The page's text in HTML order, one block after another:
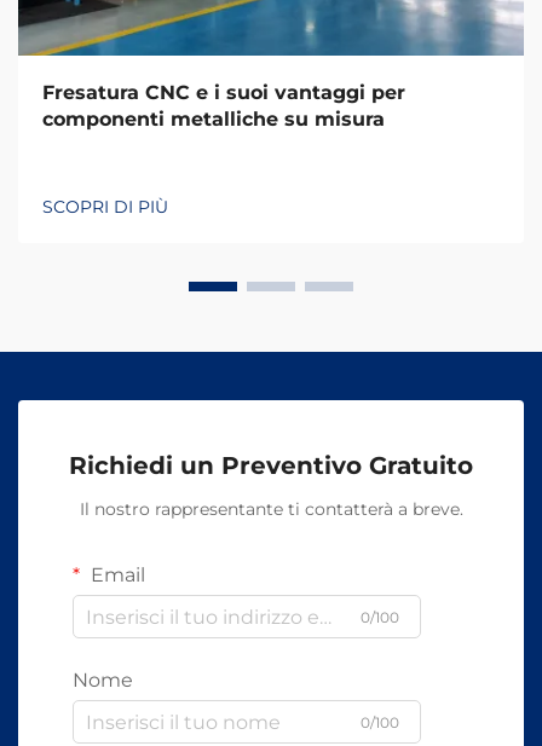
Fresatura CNC e i suoi vantaggi per
componenti metalliche su misura
SCOPRI DI PIÙ
Richiedi un Preventivo Gratuito
Il nostro rappresentante ti contatterà a breve.
Email
0/100
Nome
0/100